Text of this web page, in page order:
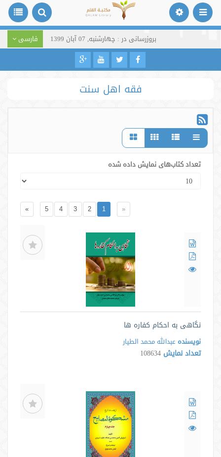
بروزرسانی در : چهارشنبه, 07 آبان 1399 فارسی
فقه اهل سنت
تعداد کتاب‌های نمایش داده شده
«
1
2
3
4
5
»
نگاهی به احکام کفاره ها
نویسنده عبدالله محمد الطیار
تعداد نمایش 108634